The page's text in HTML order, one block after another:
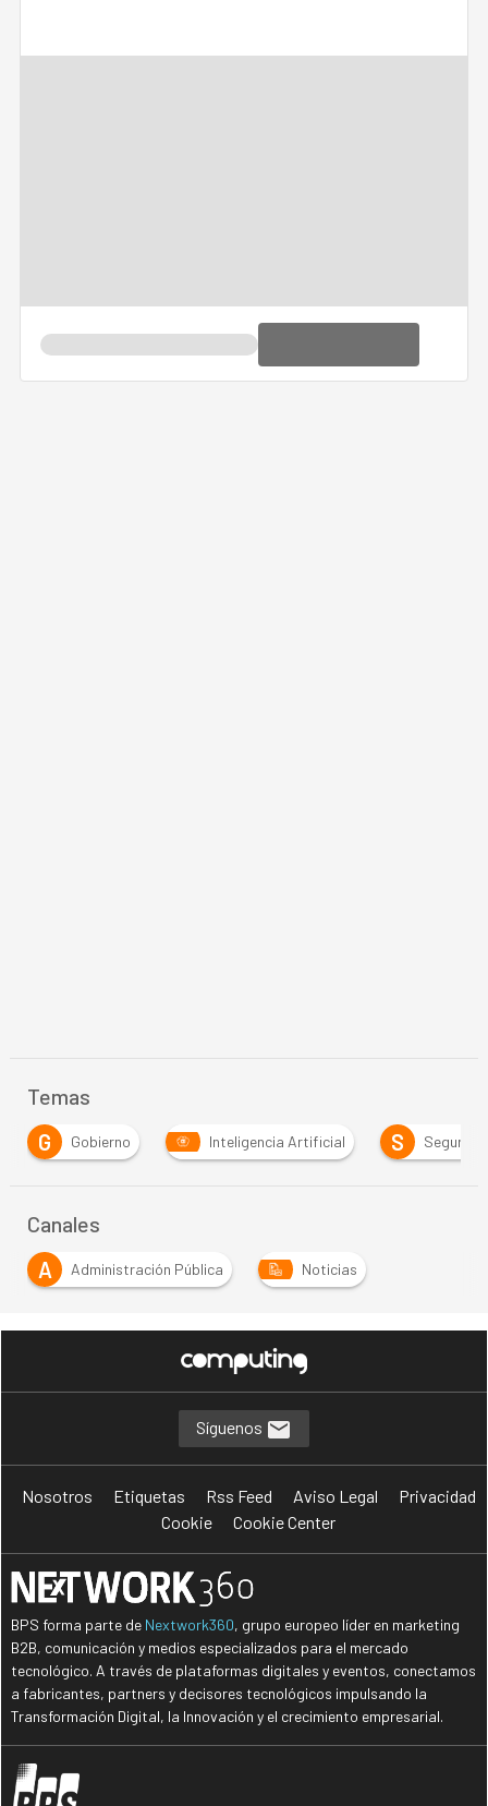
Temas
G
Gobierno Inteligencia Artificial S
Canales
A
Administración Pública Noticias
Síguenos
Nosotros Etiquetas Rss Feed Aviso Legal
Privacidad
Cookie
Cookie Center
BPS forma parte de Nextwork360, grupo europeo líder en marketing
B2B, comunicación y medios especializados para el mercado
tecnológico. A través de plataformas digitales y eventos, conectamos
a fabricantes, partners y decisores tecnológicos impulsando la
Transformación Digital, la Innovación y el crecimiento empresarial.